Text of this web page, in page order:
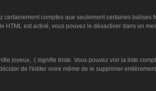
comptes que seulement certaines balises
est activé, vous pouvez le désactiver dans un
joyeux, :( signifie triste. Vous pouvez voir la liste
de l'éditer voire même de le supprimer